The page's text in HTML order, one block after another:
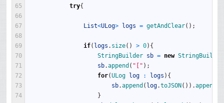
65
66
67
68
69
70
71
72
73
74
try{
List<ULog> logs = getAndClear( ) ;
if( logs . size( ) > 0) {
StringBuilder sb = new StringBuilder
sb.append ( "[" ) ;
for(ULog log : logs ) {
sb.append ( log.toJSON ( ) ) .append
}